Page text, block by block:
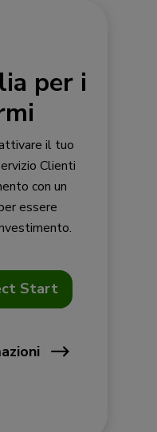
per i
il tuo
Clienti
con un
essere
Start